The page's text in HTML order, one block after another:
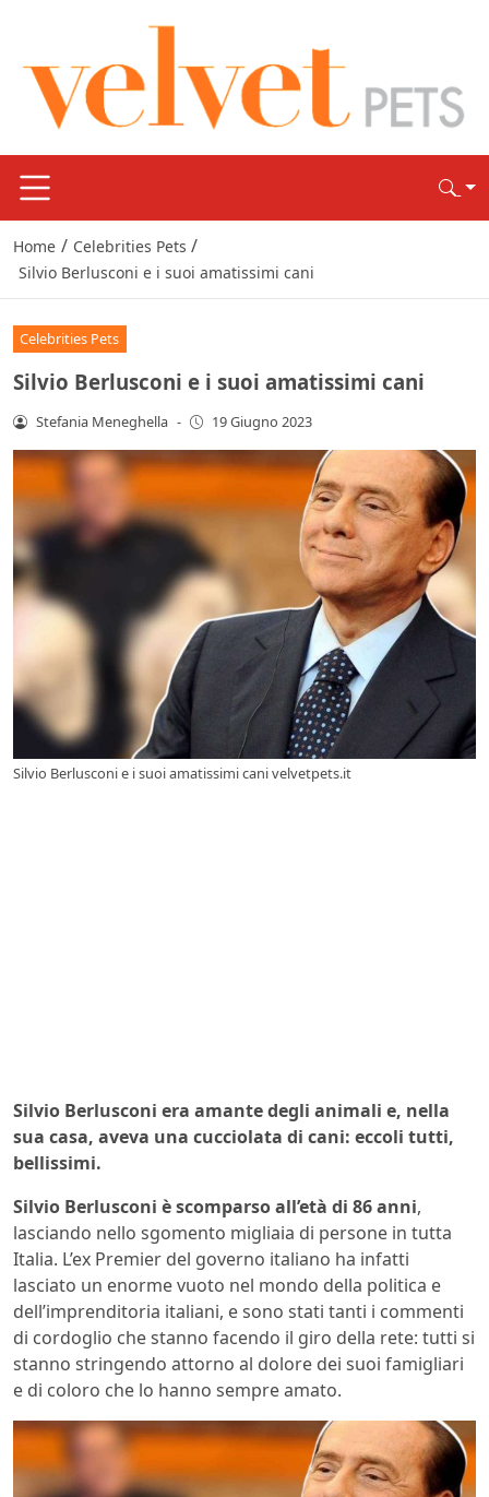
Home / Celebrities Pets /
Silvio Berlusconi e i suoi amatissimi cani
Celebrities Pets
Silvio Berlusconi e i suoi amatissimi cani
Stefania Meneghella - 19 Giugno 2023
Silvio Berlusconi e i suoi amatissimi cani velvetpets.it
Silvio Berlusconi era amante degli animali e, nella
sua casa, aveva una cucciolata di cani: eccoli tutti,
bellissimi.
Silvio Berlusconi è scomparso all’età di 86 anni,
lasciando nello sgomento migliaia di persone in tutta
Italia. L’ex Premier del governo italiano ha infatti
lasciato un enorme vuoto nel mondo della politica e
dell’imprenditoria italiani, e sono stati tanti i commenti
di cordoglio che stanno facendo il giro della rete: tutti si
stanno stringendo attorno al dolore dei suoi famigliari
e di coloro che lo hanno sempre amato.